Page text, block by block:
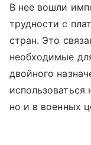
В нее вошли
трудности с
стран. Это
необходимые
двойного
но и в военных